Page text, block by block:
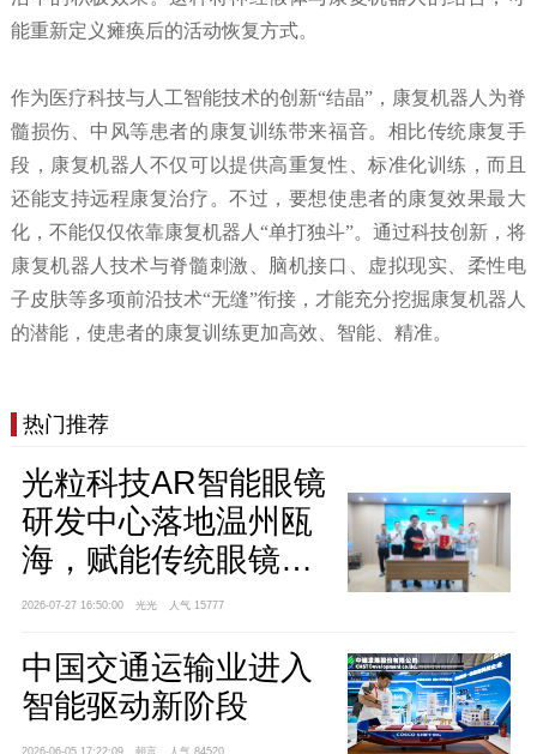
能重新定义瘫痪后的活动恢复方式。
作为医疗科技与人工智能技术的创新“结晶”，康复机器人为脊
髓损伤、中风等患者的康复训练带来福音。相比传统康复手
段，康复机器人不仅可以提供高重复性、标准化训练，而且
还能支持远程康复治疗。不过，要想使患者的康复效果最大
化，不能仅仅依靠康复机器人“单打独斗”。通过科技创新，将
康复机器人技术与脊髓刺激、脑机接口、虚拟现实、柔性电
子皮肤等多项前沿技术“无缝”衔接，才能充分挖掘康复机器人
的潜能，使患者的康复训练更加高效、智能、精准。
热门推荐
光粒科技AR智能眼镜
研发中心落地温州瓯
海，赋能传统眼镜产
业智能升级
2026-07-27 16:50:00 光光 人气 15777
中国交通运输业进入
智能驱动新阶段